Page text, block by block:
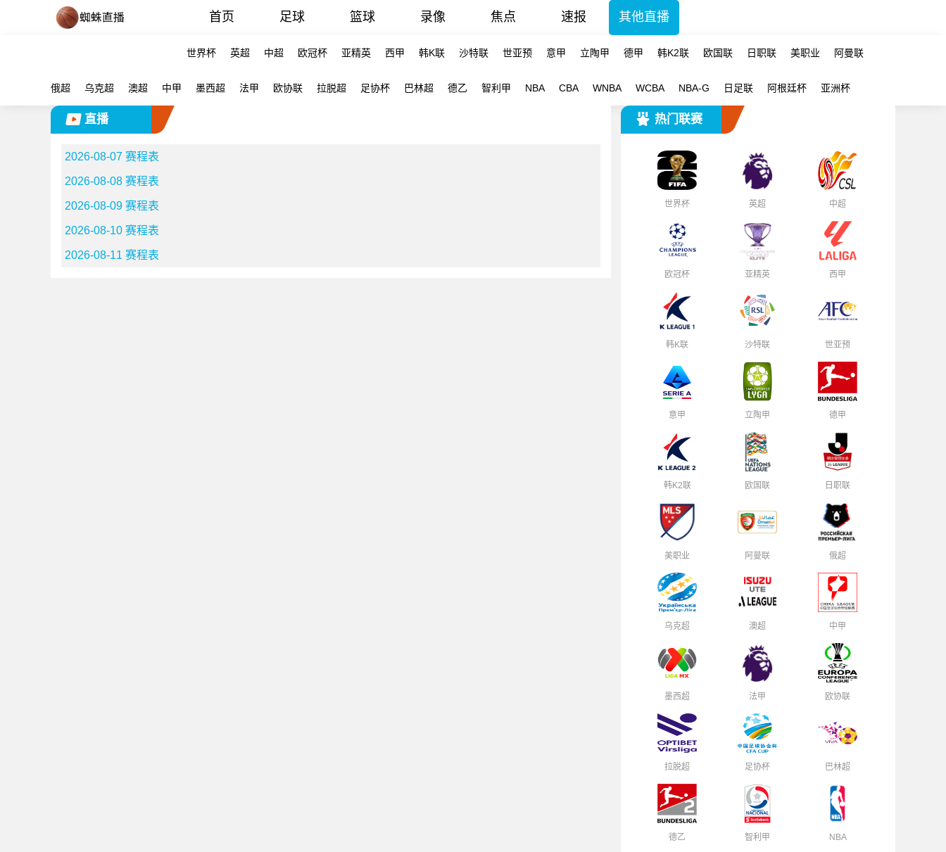
首页 足球 篮球 录像 焦点 速报 其他直播
世界杯 英超 中超 欧冠杯 亚精英 西甲 韩K联 沙特联 世亚预 意甲 立陶甲 德甲 韩K2联 欧国联 日职联 美职业 阿曼联
俄超 乌克超 澳超 中甲 墨西超 法甲 欧协联 拉脱超 足协杯 巴林超 德乙 智利甲 NBA CBA WNBA WCBA NBA-G 日足联 阿根廷杯 亚洲杯
直播
2026-08-07 赛程表
2026-08-08 赛程表
2026-08-09 赛程表
2026-08-10 赛程表
2026-08-11 赛程表
热门联赛
世界杯 英超 中超
欧冠杯 亚精英 西甲
韩K联 沙特联 世亚预
意甲 立陶甲 德甲
韩K2联 欧国联 日职联
美职业 阿曼联 俄超
乌克超 澳超 中甲
墨西超 法甲 欧协联
拉脱超 足协杯 巴林超
德乙 智利甲 NBA